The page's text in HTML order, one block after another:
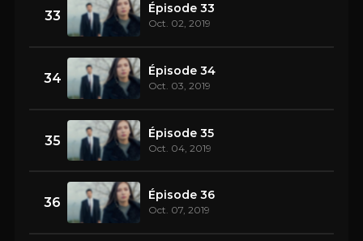
33 Épisode 33
Oct. 02, 2019
34 Épisode 34
Oct. 03, 2019
35 Épisode 35
Oct. 04, 2019
36 Épisode 36
Oct. 07, 2019